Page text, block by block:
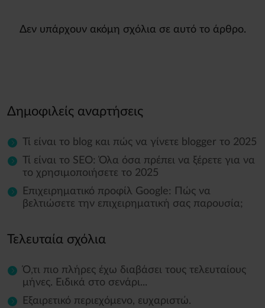
Δεν υπάρχουν ακόμη σχόλια σε αυτό το άρθρο.
Δημοφιλείς αναρτήσεις
Τί είναι το blog και πώς να γίνετε blogger το 2025
Τί είναι το SEO: Όλα όσα πρέπει να ξέρετε για να
το χρησιμοποιήσετε το 2025
Επιχειρηματικό προφίλ Google: Πώς να
βελτιώσετε την επιχειρηματική σας παρουσία;
Τελευταία σχόλια
Ό,τι πιο πλήρες έχω διαβάσει τους τελευταίους
μήνες. Ειδικά στο σενάρι...
Εξαιρετικό περιεχόμενο, ευχαριστώ.